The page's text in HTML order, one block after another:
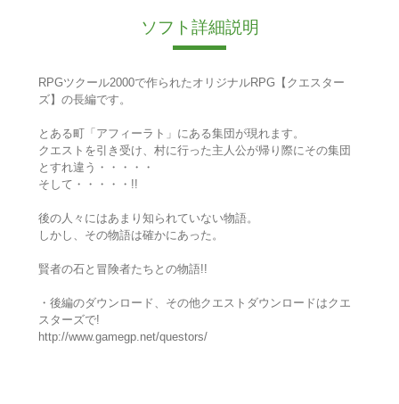
ソフト詳細説明
RPGツクール2000で作られたオリジナルRPG【クエスター
ズ】の長編です。
とある町「アフィーラト」にある集団が現れます。
クエストを引き受け、村に行った主人公が帰り際にその集団
とすれ違う・・・・・
そして・・・・・!!
後の人々にはあまり知られていない物語。
しかし、その物語は確かにあった。
賢者の石と冒険者たちとの物語!!
・後編のダウンロード、その他クエストダウンロードはクエ
スターズで!
http://www.gamegp.net/questors/